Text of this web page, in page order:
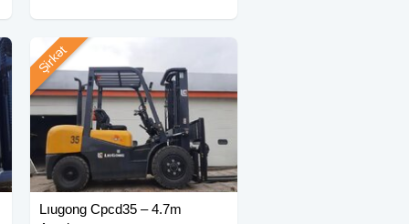
Lıugong Cpcd35 – 4.7m
Şirkət